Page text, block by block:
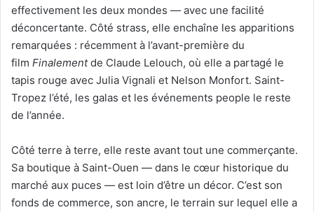
effectivement les deux mondes — avec une facilité
déconcertante. Côté strass, elle enchaîne les apparitions
remarquées : récemment à l’avant-première du
film Finalementde Claude Lelouch, où elle a partagé le
tapis rouge avec Julia Vignali et Nelson Monfort. Saint-
Tropez l’été, les galas et les événements people le reste
de l’année.
Côté terre à terre, elle reste avant tout une commerçante.
Sa boutique à Saint-Ouen — dans le cœur historique du
marché aux puces — est loin d’être un décor. C’est son
fonds de commerce, son ancre, le terrain sur lequel elle a